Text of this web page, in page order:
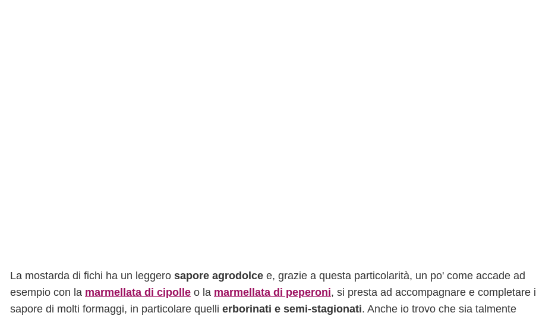
La mostarda di fichi ha un leggero sapore agrodolce e, grazie a questa particolarità, un po' come accade ad
esempio con la marmellata di cipolle o la marmellata di peperoni, si presta ad accompagnare e completare il
sapore di molti formaggi, in particolare quelli erborinati e semi-stagionati. Anche io trovo che sia talmente